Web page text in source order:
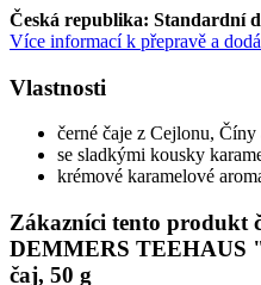
Česká republika: Standardní
Více informací k přepravě a
Vlastnosti
černé čaje z Cejlonu, Číny
se sladkými kousky
krémové karamelové
Zákazníci tento produkt
DEMMERS TEEHAUS
čaj, 50 g